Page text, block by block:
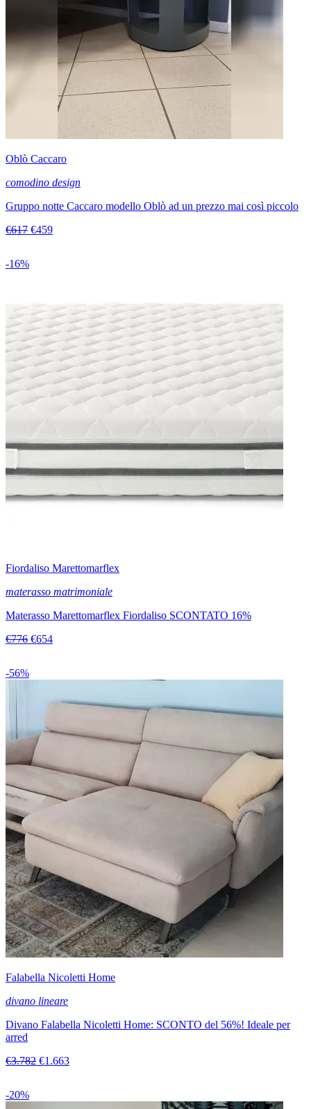
Oblò Caccaro
comodino design
Gruppo notte Caccaro modello Oblò ad un prezzo mai così piccolo
€617 €459
-16%
Fiordaliso Marettomarflex
materasso matrimoniale
Materasso Marettomarflex Fiordaliso SCONTATO 16%
€776 €654
-56%
Falabella Nicoletti Home
divano lineare
Divano Falabella Nicoletti Home: SCONTO del 56%! Ideale per
arred
€3.782 €1.663
-20%